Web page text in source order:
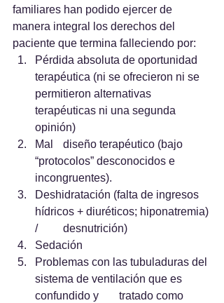
familiares han podido ejercer de
manera integral los derechos del
paciente que termina falleciendo por:
Pérdida absoluta de oportunidad
terapéutica (ni se ofrecieron ni se
permitieron alternativas
terapéuticas ni una segunda
opinión)
Mal 	diseño terapéutico (bajo
“protocolos” desconocidos e
incongruentes).
Deshidratación (falta de ingresos
hídricos + diuréticos; hiponatremia)
/ 	desnutrición)
Problemas con las tubuladuras del
sistema de ventilación que es
confundido y 	tratado como